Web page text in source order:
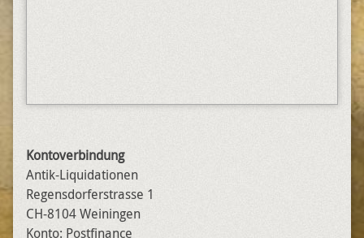
Kontoverbindung
Antik-Liquidationen
Regensdorferstrasse 1
CH-8104 Weiningen
Konto: Postfinance